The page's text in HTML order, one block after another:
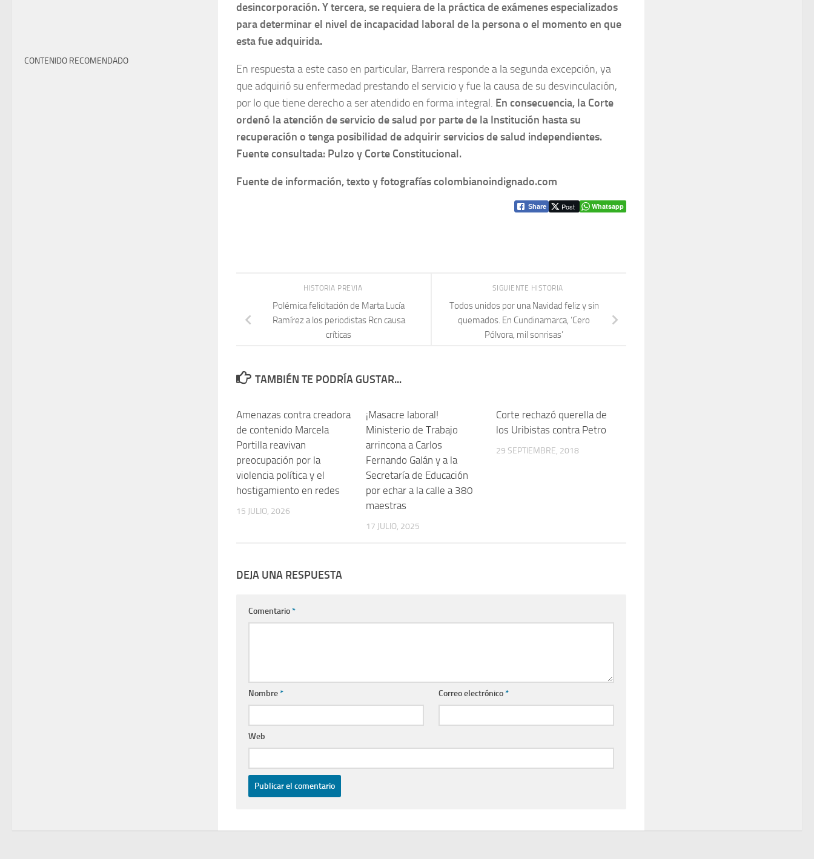
desincorporación. Y tercera, se requiera de la práctica de exámenes especializados
para determinar el nivel de incapacidad laboral de la persona o el momento en que
esta fue adquirida.
En respuesta a este caso en particular, Barrera responde a la segunda excepción, ya
que adquirió su enfermedad prestando el servicio y fue la causa de su desvinculación,
por lo que tiene derecho a ser atendido en forma integral. En consecuencia, la Corte
ordenó la atención de servicio de salud por parte de la Institución hasta su
recuperación o tenga posibilidad de adquirir servicios de salud independientes.
Fuente consultada: Pulzo y Corte Constitucional.
Fuente de información, texto y fotografías colombianoindignado.com
Share Post Whatsapp
SIGUIENTE HISTORIA
Todos unidos por una Navidad feliz y sin
quemados. En Cundinamarca, ‘Cero
Pólvora, mil sonrisas’
HISTORIA PREVIA
Polémica felicitación de Marta Lucía
Ramírez a los periodistas Rcn causa
críticas
TAMBIÉN TE PODRÍA GUSTAR...
Amenazas contra creadora
de contenido Marcela
Portilla reavivan
preocupación por la
violencia política y el
hostigamiento en redes
15 JULIO, 2026
¡Masacre laboral!
Ministerio de Trabajo
arrincona a Carlos
Fernando Galán y a la
Secretaría de Educación
por echar a la calle a 380
maestras
17 JULIO, 2025
Corte rechazó querella de
los Uribistas contra Petro
29 SEPTIEMBRE, 2018
DEJA UNA RESPUESTA
Comentario*
Nombre* Correo electrónico*
Web
CONTENIDO RECOMENDADO